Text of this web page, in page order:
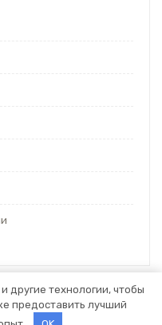
другие технологии, чтобы
предоставить лучший